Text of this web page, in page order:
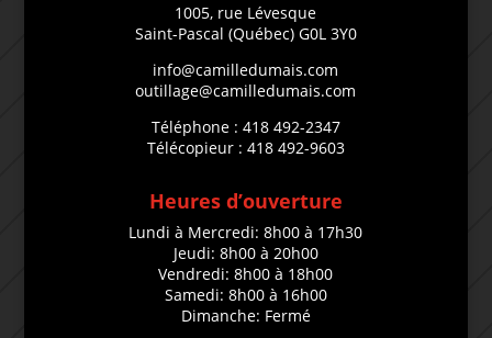
1005, rue Lévesque
Saint-Pascal (Québec) G0L 3Y0
info@camilledumais.com
outillage@camilledumais.com
Téléphone : 418 492-2347
Télécopieur : 418 492-9603
Heures d’ouverture
Lundi à Mercredi: 8h00 à 17h30
Jeudi: 8h00 à 20h00
Vendredi: 8h00 à 18h00
Samedi: 8h00 à 16h00
Dimanche: Fermé